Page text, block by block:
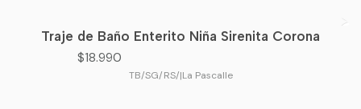
Traje de Baño Enterito Niña Sirenita Corona
$18.990
TB/SG/RS/|La Pascalle